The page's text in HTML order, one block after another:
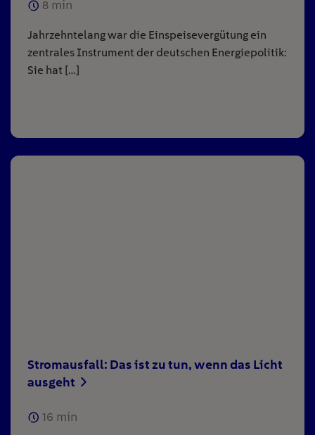
8 min
Jahrzehntelang war die Einspeisevergütung ein
zentrales Instrument der deutschen Energiepolitik:
Sie hat […]
Stromausfall: Das ist zu tun, wenn das Licht
ausgeht
16 min